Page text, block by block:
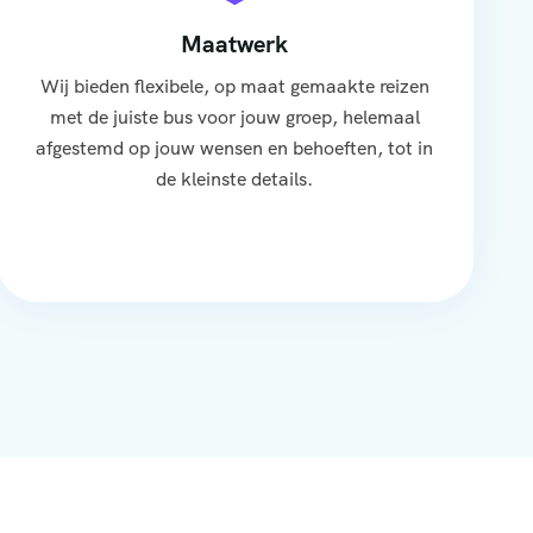
Maatwerk
Wij bieden flexibele, op maat gemaakte reizen
met de juiste bus voor jouw groep, helemaal
afgestemd op jouw wensen en behoeften, tot in
de kleinste details.